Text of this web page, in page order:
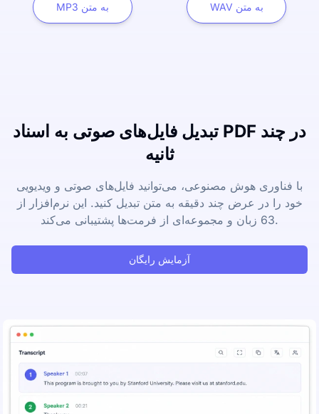
MP3 به متن WAV به متن
تبدیل فایل‌های صوتی به اسناد PDF در چند
ثانیه
با فناوری هوش مصنوعی، می‌توانید فایل‌های صوتی و ویدیویی
خود را در عرض چند دقیقه به متن تبدیل کنید. این نرم‌افزار از
63 زبان و مجموعه‌ای از فرمت‌ها پشتیبانی می‌کند.
آزمایش رایگان